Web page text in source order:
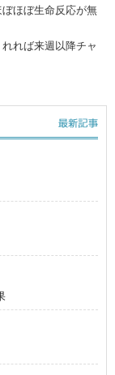
ほぼ生命反応が無
れば来週以降チャ